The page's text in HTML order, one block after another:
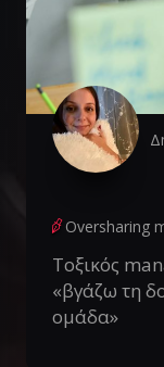
Oversharing
Τοξικός
«βγάζω τη
ομάδα»